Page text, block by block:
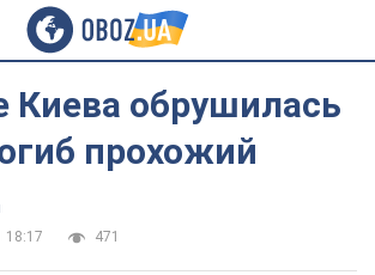
Киева обрушилась
прохожий
18:17
471